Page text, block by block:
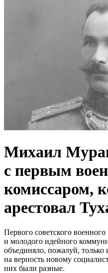
Михаил
с первым
комиссаром,
арестовал
Первого советского
и молодого идейного
объединяло, пожалуй, только
на верность новому
них были разные.